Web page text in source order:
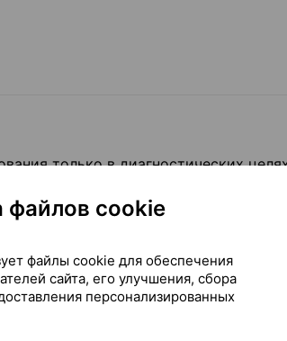
только в диагностических
кардиоангиографии,
абдоминальной
венографии, КТ с усилением и
грудного и шейного отделов
а также для использования у детей
исследований желудочно-кишечного
файлов cookie
файлы cookie для обеспечения
сайта, его улучшения, сбора
персонализированных